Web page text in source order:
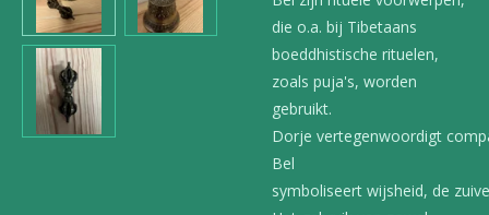
die o.a. bij Tibetaans
boeddhistische rituelen,
zoals puja's, worden
gebruikt.
Dorje vertegenwoordigt
Bel
symboliseert wijsheid, de